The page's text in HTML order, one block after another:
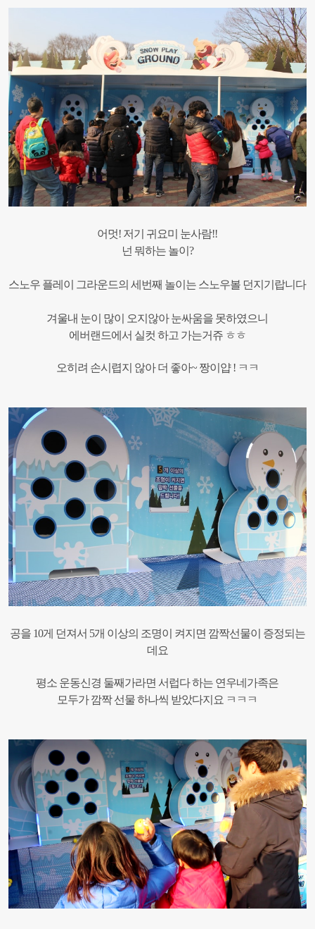
어멋! 저기 귀요미 눈사람!!
넌 뭐하는 놀이?
스노우 플레이 그라운드의 ​세번째 놀이는 스노우볼 던지기랍니다
겨울내 눈이 많이 오지않아 눈싸움을 못하였으니
에버랜드에서 실컷 하고 가는거쥬 ㅎㅎ
​오히려 손시렵지 않아 더 좋아~ 짱이얍 ! ㅋㅋ
공을 10게 던져서 5개 이상의 조명이 켜지면 깜짝선물이 증정되는
데요
평소 운동신경 둘째가라면 서럽다 하는 연우네가족은
모두가 깜짝 선물 하나씩 받았다지요 ㅋㅋㅋ